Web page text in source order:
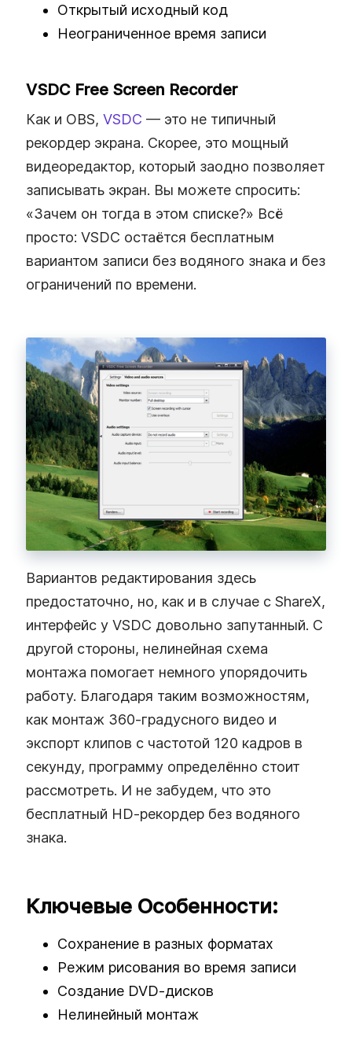
Открытый исходный код
Неограниченное время записи
VSDC Free Screen Recorder
Как и OBS, VSDC — это не типичный
рекордер экрана. Скорее, это мощный
видеоредактор, который заодно позволяет
записывать экран. Вы можете спросить:
«Зачем он тогда в этом списке?» Всё
просто: VSDC остаётся бесплатным
вариантом записи без водяного знака и без
ограничений по времени.
Вариантов редактирования здесь
предостаточно, но, как и в случае с ShareX,
интерфейс у VSDC довольно запутанный. С
другой стороны, нелинейная схема
монтажа помогает немного упорядочить
работу. Благодаря таким возможностям,
как монтаж 360‑градусного видео и
экспорт клипов с частотой 120 кадров в
секунду, программу определённо стоит
рассмотреть. И не забудем, что это
бесплатный HD‑рекордер без водяного
знака.
Ключевые Особенности:
Сохранение в разных форматах
Режим рисования во время записи
Создание DVD‑дисков
Нелинейный монтаж